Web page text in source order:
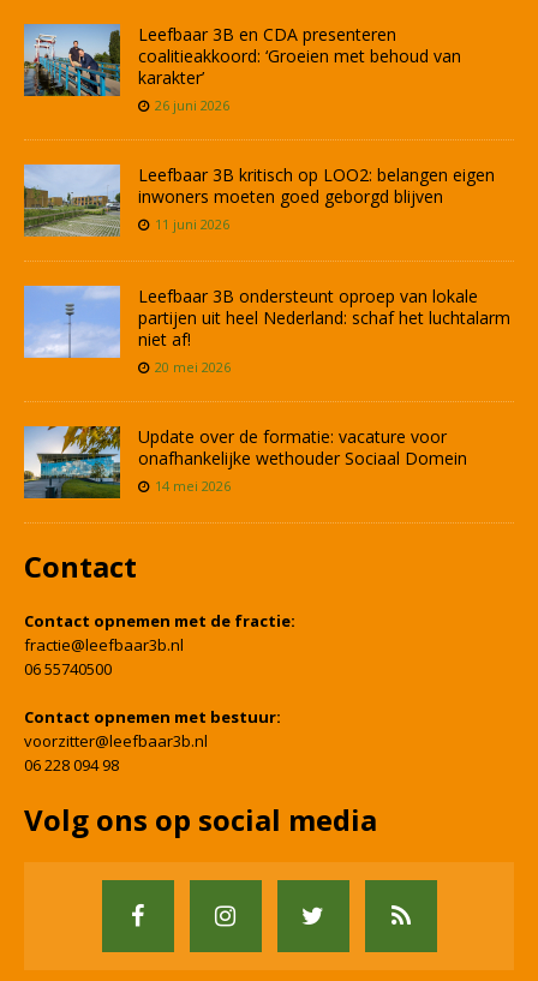
Leefbaar 3B en CDA presenteren
coalitieakkoord: ‘Groeien met behoud van
karakter’
26 juni 2026
Leefbaar 3B kritisch op LOO2: belangen eigen
inwoners moeten goed geborgd blijven
11 juni 2026
Leefbaar 3B ondersteunt oproep van lokale
partijen uit heel Nederland: schaf het luchtalarm
niet af!
20 mei 2026
Update over de formatie: vacature voor
onafhankelijke wethouder Sociaal Domein
14 mei 2026
Contact
Contact opnemen met de fractie:
fractie@leefbaar3b.nl
06 55740500
Contact opnemen met bestuur:
voorzitter@leefbaar3b.nl
06 228 094 98
Volg ons op social media